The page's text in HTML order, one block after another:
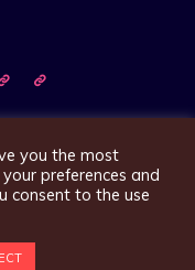
you the most
preferences and
consent to the use